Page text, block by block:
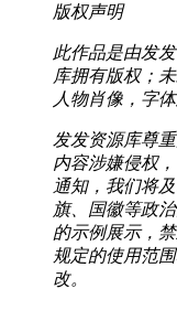
版权声明
此作品是由发
库拥有版权；
人物肖像，字
发发资源库尊
内容涉嫌侵权
通知，我们将
旗、国徽等政
的示例展示，
规定的使用范
改。